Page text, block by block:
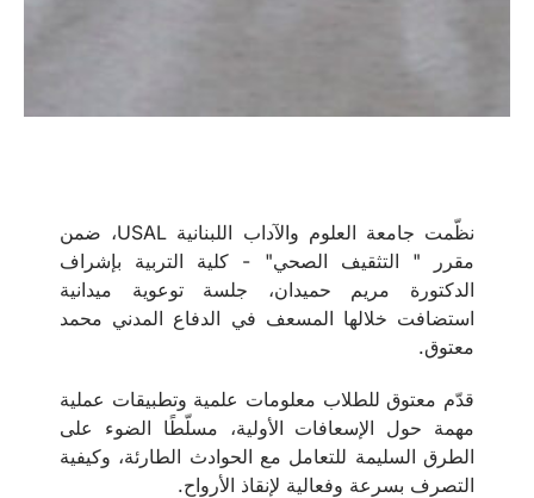
نظّمت جامعة العلوم والآداب اللبنانية USAL، ضمن
مقرر " التثقيف الصحي" - كلية التربية بإشراف
الدكتورة مريم حميدان، جلسة توعوية ميدانية
استضافت خلالها المسعف في الدفاع المدني محمد
معتوق.
قدّم معتوق للطلاب معلومات علمية وتطبيقات عملية
مهمة حول الإسعافات الأولية، مسلّطًا الضوء على
الطرق السليمة للتعامل مع الحوادث الطارئة، وكيفية
التصرف بسرعة وفعالية لإنقاذ الأرواح.